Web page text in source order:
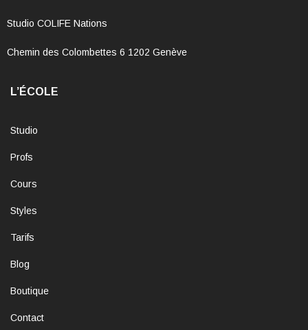
Studio COLIFE Nations
Chemin des Colombettes 6 1202 Genève
L’ÉCOLE
Studio
Profs
Cours
Styles
Tarifs
Blog
Boutique
Contact